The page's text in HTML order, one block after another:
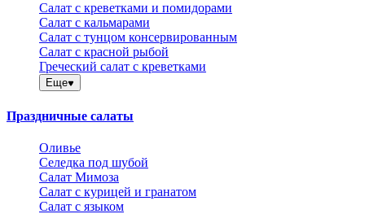
Салат с креветками и помидорами
Салат с кальмарами
Салат с тунцом консервированным
Салат с красной рыбой
Греческий салат с креветками
Еще
Праздничные салаты
Оливье
Селедка под шубой
Салат Мимоза
Салат с курицей и гранатом
Салат с языком